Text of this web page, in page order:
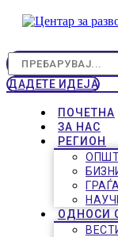
ДАДЕТЕ ИДЕЈА
ПОЧЕТНА
ЗА НАС
РЕГИОН
ОДНОСИ